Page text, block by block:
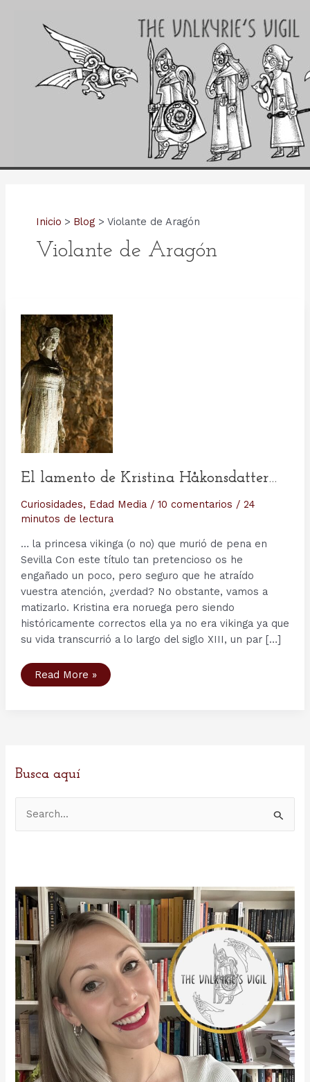
Inicio Blog Violante de Aragón
Violante de Aragón
El lamento de Kristina Håkonsdatter…
Curiosidades, Edad Media/ 10 comentarios / 24
minutos de lectura
… la princesa vikinga (o no) que murió de pena en
Sevilla Con este título tan pretencioso os he
engañado un poco, pero seguro que he atraído
vuestra atención, ¿verdad? No obstante, vamos a
matizarlo. Kristina era noruega pero siendo
históricamente correctos ella ya no era vikinga ya que
su vida transcurrió a lo largo del siglo XIII, un par […]
El
lamento
Read More »
Busca aquí
r
p
o
r
: